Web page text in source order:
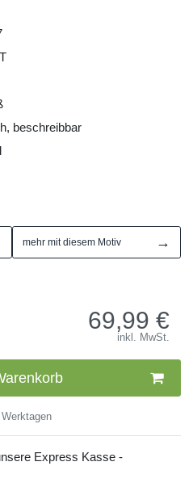
beschreibbar
mehr mit diesem Motiv →
69,99 €
inkl. MwSt.
Express Kasse -